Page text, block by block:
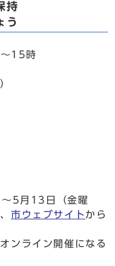
持
う
15時
5月13日（金曜
市ウェブサイト から
ンライン開催になる